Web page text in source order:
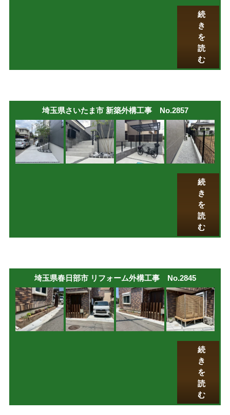
続
き
を
読
む
埼玉県さいたま市 新築外構工事 No.2857
続
き
を
読
む
埼玉県春日部市 リフォーム外構工事 No.2845
続
き
を
読
む